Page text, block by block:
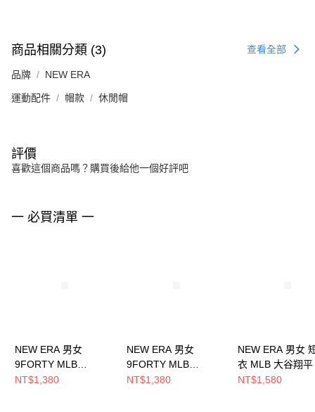
商品相關分類 (3) 查看全部
品牌 NEW ERA
運動配件 帽款 休閒帽
評價
喜歡這個商品嗎？購買後給他一個好評吧
一 必買清單 一
NEW ERA 男女
9FORTY MLB
PLAYER24 道奇大谷
NT$1,380
NEW ERA 男女
9FORTY MLB
PLAYER24 道奇
NT$1,380
NEW ERA 男女
衣 MLB 大谷翔
洛杉磯道奇
NT$1,580